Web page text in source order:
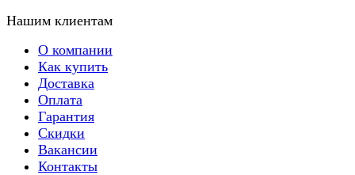
Нашим клиентам
О компании
Как купить
Доставка
Оплата
Гарантия
Скидки
Вакансии
Контакты